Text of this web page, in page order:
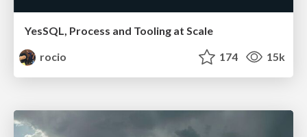
YesSQL, Process and Tooling at Scale
rocio
174 15k